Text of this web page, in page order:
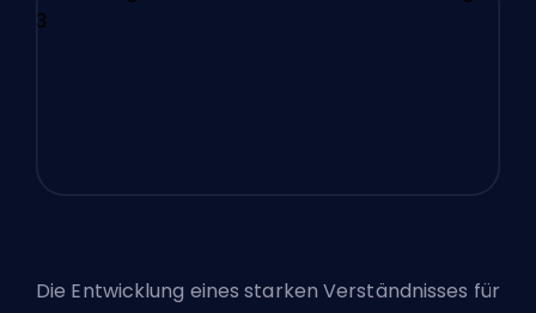
Die Entwicklung eines starken Verständnisses für